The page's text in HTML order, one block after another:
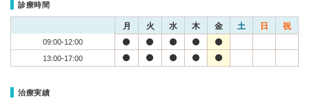
診療時間
月 火 水 木 金 土 日 祝
09:00-12:00
13:00-17:00
治療実績